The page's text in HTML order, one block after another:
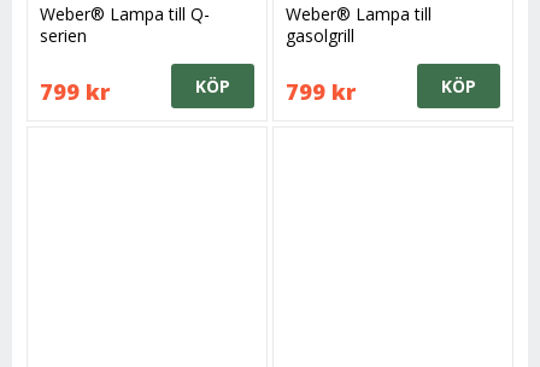
Weber® Lampa till Q-
serien
799 kr KÖP
Weber® Lampa till
gasolgrill
799 kr KÖP